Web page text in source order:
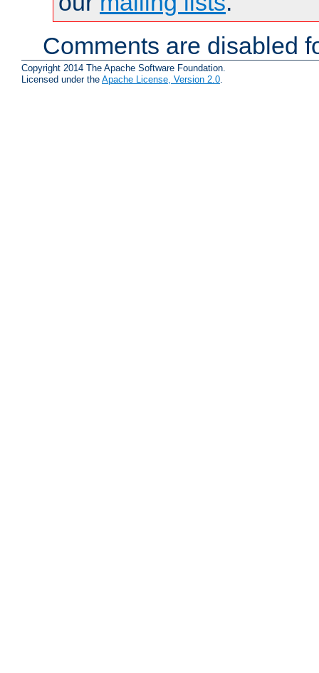
Comments are disabled
Copyright 2014 The Apache Software Foundation.
Licensed under the Apache License, Version 2.0